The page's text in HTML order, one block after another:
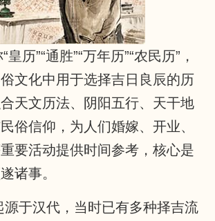
历”“通胜”“万年历”“农民历”，
文化中用于选择吉日良辰的历
天文历法、阴阳五行、天干地
俗信仰，为人们婚嫁、开业、
要活动提供时间参考，核心是
诸事。
于汉代，当时已有多种择吉流